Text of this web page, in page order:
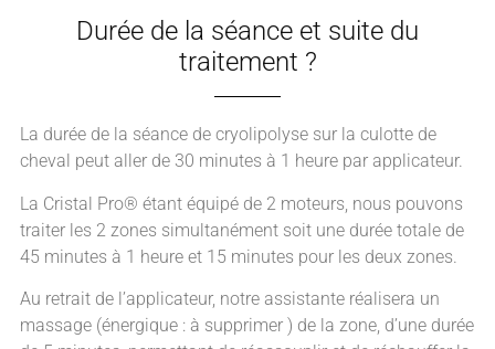
Durée de la séance et suite du
traitement ?
La durée de la séance de cryolipolyse sur la culotte de
cheval peut aller de 30 minutes à 1 heure par applicateur.
La Cristal Pro® étant équipé de 2 moteurs, nous pouvons
traiter les 2 zones simultanément soit une durée totale de
45 minutes à 1 heure et 15 minutes pour les deux zones.
Au retrait de l’applicateur, notre assistante réalisera un
massage (énergique : à supprimer ) de la zone, d’une durée